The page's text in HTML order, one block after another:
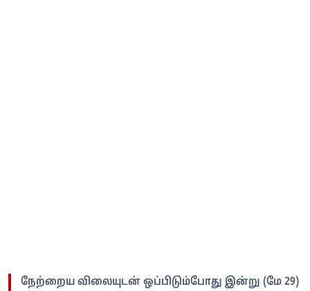
நேற்றைய விலையுடன் ஒப்பிடும்போது இன்று (மே 29)